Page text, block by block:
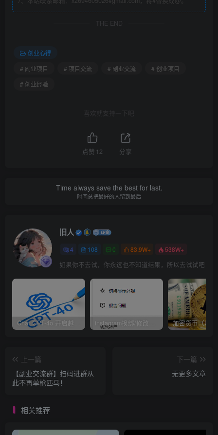
式的人，本质上是在计算接下来对你的尊重程度。”
像你就能做一样。
永远别问别人靠什么吃饭，怎么赚钱，因为这种事情，没人
作，在做什么项目，今年赚了多少钱…
没什么关系，不尴尬么。
忠实粉丝，鉴于有部分对搞副业感兴趣的小伙伴，今天我就
来分享几点我自己做项目的经验，知道这些方法之后被割韭
菜的几率也会小很多。
问我是如何发现项目的，其实很简单，就像我开头说的一
包括一些真正掌握方法的小伙伴，发现项目真的不难，找到
找项目，是你想直接从别人赚钱的事情里分一杯羹，你关心
那赚的基本上都是庄家牙缝里残羹剩饭的小钱。
小钱该怎么赚？
THE END
创业心得
# 副业项目
# 项目交流 # 副业交流
# 创业项目
# 创业经验
喜欢就支持一下吧
点赞 12 分享
Time always save the best for last.
时间总把最好的人留到最后
旧人
4 108 0 83.9W+ 538W+
如果你不去试，你永远也不知道结果，所以去试试吧
上一篇
【副业交流群】扫码进群从
此不再单枪匹马！
下一篇
无更多文章
相关推荐